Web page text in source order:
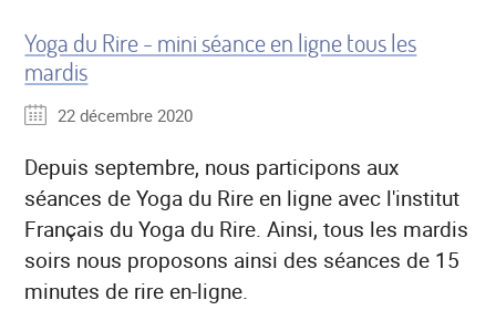
Yoga du Rire - mini séance en ligne tous les
mardis
22 décembre 2020
Depuis septembre, nous participons aux
séances de Yoga du Rire en ligne avec l'institut
Français du Yoga du Rire. Ainsi, tous les mardis
soirs nous proposons ainsi des séances de 15
minutes de rire en-ligne.